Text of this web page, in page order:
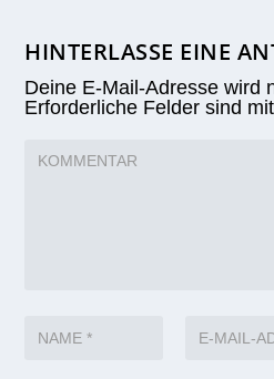
HINTERLASSE EINE
Deine E-Mail-Adresse wird
Erforderliche Felder sind